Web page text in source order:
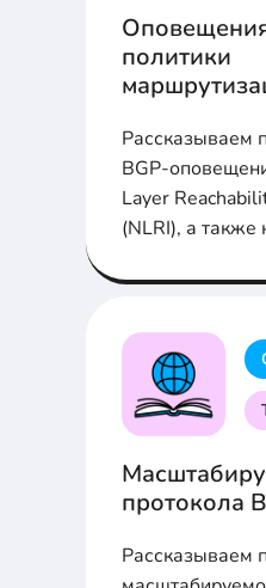
политики
Рассказываем
BGP-
Layer
(NLRI), а
протокола
Рассказываем